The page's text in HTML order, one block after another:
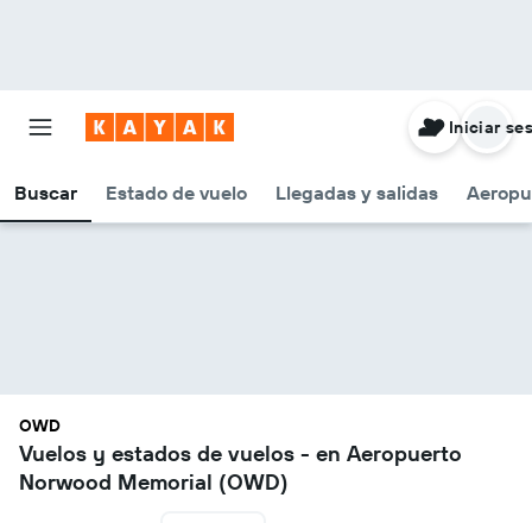
Buscar Estado de vuelo Llegadas y salidas
Iniciar
OWD
Vuelos y estados de vuelos - en Aeropuerto
Norwood Memorial (OWD)